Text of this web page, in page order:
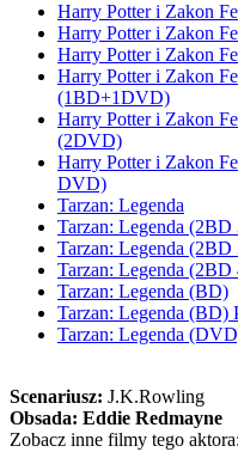
Harry Potter i Zakon
Harry Potter i Zakon
Harry Potter i Zakon
Harry Potter i Zakon
(1BD+1DVD)
Harry Potter i Zakon
(2DVD)
Harry Potter i Zakon
DVD)
Tarzan: Legenda
Tarzan: Legenda (2BD
Tarzan: Legenda
Tarzan: Legenda
Tarzan: Legenda (BD)
Tarzan: Legenda (BD)
Tarzan: Legenda
Scenariusz: J.K.Rowling
Obsada: Eddie Redmayne
Zobacz inne filmy tego aktora: